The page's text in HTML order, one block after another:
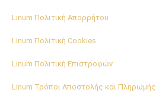
Linum Πολιτική Απορρήτου
Linum Πολιτική Cookies
Linum Πολιτική Επιστροφών
Linum Τρόποι Αποστολής και Πληρωμής